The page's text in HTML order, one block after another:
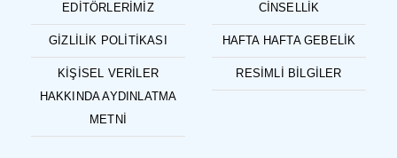
EDITÖRLERIMIZ
GIZLILIK POLITIKASI
KIŞISEL VERILER
HAKKINDA AYDINLATMA
METNI
CINSELLIK
HAFTA HAFTA GEBELIK
RESIMLI BILGILER